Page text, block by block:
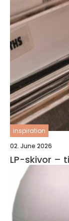
inspiration
02. June 2026
LP-skivor –